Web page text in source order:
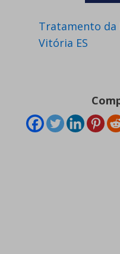
Tratamento da
Vitória ES